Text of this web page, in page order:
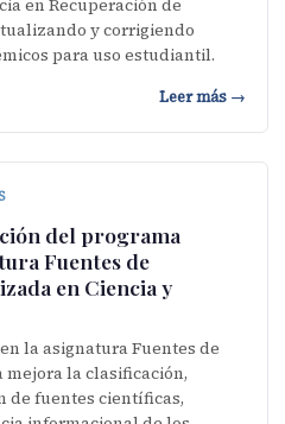
en Recuperación de
y corrigiendo
para uso estudiantil.
Leer más →
del programa
Fuentes de
en Ciencia y
la asignatura Fuentes de
la clasificación,
de fuentes científicas,